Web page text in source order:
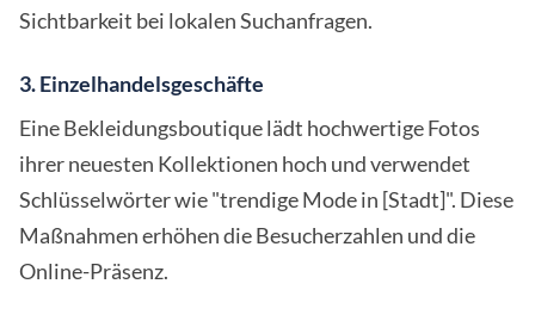
Sichtbarkeit bei lokalen Suchanfragen.
3. Einzelhandelsgeschäfte
Eine Bekleidungsboutique lädt hochwertige Fotos
ihrer neuesten Kollektionen hoch und verwendet
Schlüsselwörter wie "trendige Mode in [Stadt]". Diese
Maßnahmen erhöhen die Besucherzahlen und die
Online-Präsenz.